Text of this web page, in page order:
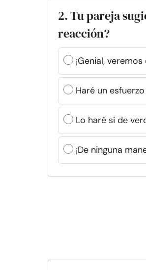
2. Tu pareja
reacción?
¡Genial,
Haré un
Lo haré si de
¡De ninguna